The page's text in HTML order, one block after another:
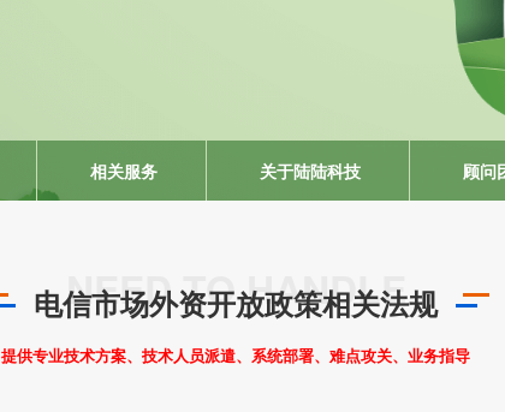
相关服务 关于陆陆科技 顾问
电信市场外资开放政策相关法规
提供专业技术方案、技术人员派遣、系统部署、难点攻关、业务指导